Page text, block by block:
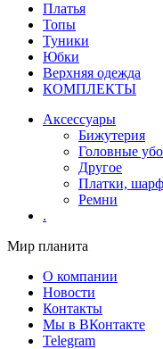
Платья
Топы
Туники
Юбки
Верхняя одежда
КОМПЛЕКТЫ
Аксессуары
Бижутерия
Головные
Другое
Платки,
Ремни
.
Мир планита
О компании
Новости
Контакты
Мы в ВКонтакте
Telegram